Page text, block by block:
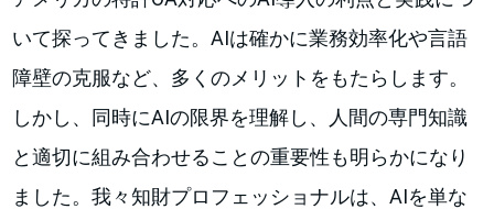
いて探ってきました。AIは確かに業務効率化や言語
障壁の克服など、多くのメリットをもたらします。
しかし、同時にAIの限界を理解し、人間の専門知識
と適切に組み合わせることの重要性も明らかになり
ました。我々知財プロフェッショナルは、AIを単な